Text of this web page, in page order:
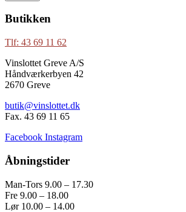
Butikken
Tlf: 43 69 11 62
Vinslottet Greve A/S
Håndværkerbyen 42
2670 Greve
butik@vinslottet.dk
Fax. 43 69 11 65
Facebook Instagram
Åbningstider
Man-Tors 9.00 – 17.30
Fre 9.00 – 18.00
Lør 10.00 – 14.00